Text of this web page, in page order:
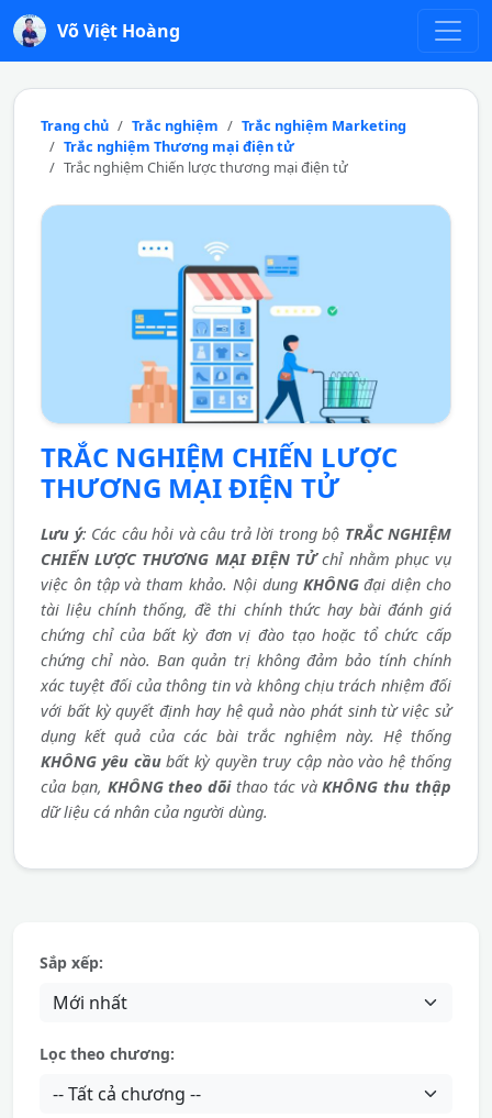
Võ Việt Hoàng
Trang chủ Trắc nghiệm
Trắc nghiệm Marketing
Trắc nghiệm Thương mại điện tử
Trắc nghiệm Chiến lược thương mại điện tử
TRẮC NGHIỆM CHIẾN LƯỢC
THƯƠNG MẠI ĐIỆN TỬ
Lưu ý: Các câu hỏi và câu trả lời trong bộ TRẮC NGHIỆM
CHIẾN LƯỢC THƯƠNG MẠI ĐIỆN TỬchỉ nhằm phục vụ
việc ôn tập và tham khảo. Nội dung KHÔNGđại diện cho
tài liệu chính thống, đề thi chính thức hay bài đánh giá
chứng chỉ của bất kỳ đơn vị đào tạo hoặc tổ chức cấp
chứng chỉ nào. Ban quản trị không đảm bảo tính chính
xác tuyệt đối của thông tin và không chịu trách nhiệm đối
với bất kỳ quyết định hay hệ quả nào phát sinh từ việc sử
dụng kết quả của các bài trắc nghiệm này. Hệ thống
KHÔNG yêu cầubất kỳ quyền truy cập nào vào hệ thống
của bạn, KHÔNG theo dõithao tác vàKHÔNG thu thập
dữ liệu cá nhân của người dùng.
Sắp xếp:
Lọc theo chương: